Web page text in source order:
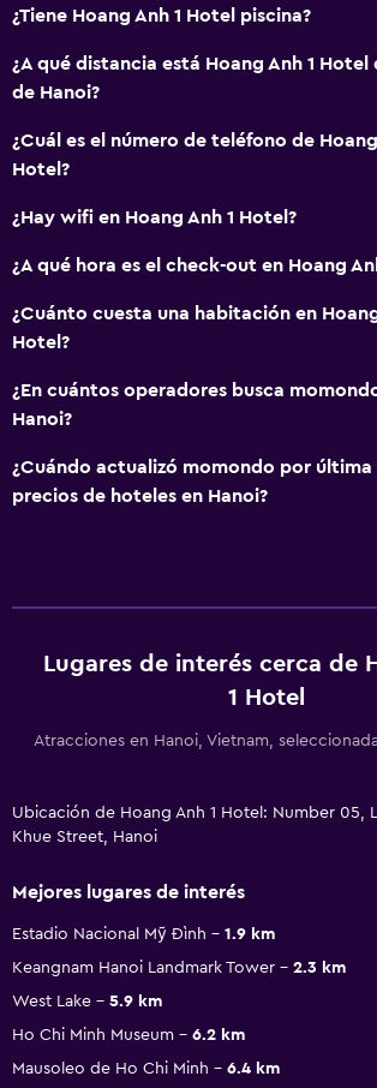
¿Tiene Hoang Anh 1 Hotel piscina?
¿A qué distancia está Hoang Anh 1
de Hanoi?
¿Cuál es el número de teléfono de Hoang
Hotel?
¿Hay wifi en Hoang Anh 1 Hotel?
¿A qué hora es el check-out en Hoang
¿Cuánto cuesta una habitación en
Hotel?
¿En cuántos operadores busca
Hanoi?
¿Cuándo actualizó momondo por última
precios de hoteles en Hanoi?
Lugares de interés cerca de
1 Hotel
Atracciones en Hanoi, Vietnam,
Ubicación de Hoang Anh 1 Hotel: Number 05,
Khue Street, Hanoi
Mejores lugares de interés
Estadio Nacional Mỹ Đình
1.9 km
Keangnam Hanoi Landmark Tower
2.3 km
West Lake
5.9 km
Ho Chi Minh Museum
6.2 km
Mausoleo de Ho Chi Minh
6.4 km